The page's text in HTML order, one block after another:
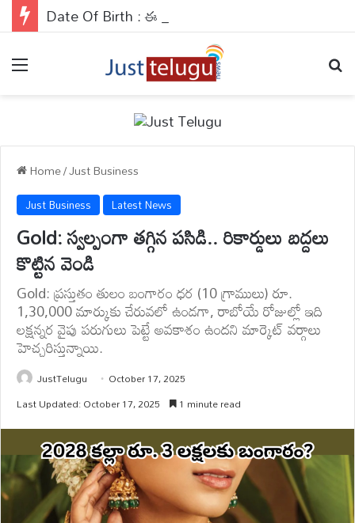
Home/Just Business
Just Business Latest News
Gold: స్వల్పంగా తగ్గిన పసిడి.. రికార్డులు బద్దలు
కొట్టిన వెండి
Gold: ప్రస్తుతం తులం బంగారం ధర (10 గ్రాములు) రూ.
1,30,000 మార్కుకు చేరువలో ఉండగా, రాబోయే రోజుల్లో ఇది
లక్షన్నర వైపు పరుగులు పెట్టే అవకాశం ఉందని మార్కెట్ వర్గాలు
హెచ్చరిస్తున్నాయి.
JustTelugu
October 17, 2025
Last Updated: October 17, 2025
1 minute read